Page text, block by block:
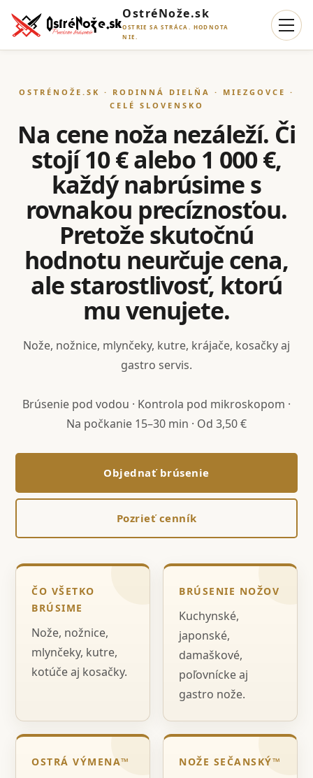
OstréNože.sk
OSTRIE SA STRÁCA. HODNOTA
NIE.
OSTRÉNOŽE.SK · RODINNÁ DIELŇA · MIEZGOVCE ·
CELÉ SLOVENSKO
Na cene noža nezáleží. Či
stojí 10 € alebo 1 000 €,
každý nabrúsime s
rovnakou precíznosťou.
Pretože skutočnú
hodnotu neurčuje cena,
ale starostlivosť, ktorú
mu venujete.
Nože, nožnice, mlynčeky, kutre, krájače, kosačky aj
gastro servis.
Brúsenie pod vodou · Kontrola pod mikroskopom ·
Na počkanie 15–30 min · Od 3,50 €
Objednať brúsenie
Pozrieť cenník
ČO VŠETKO
BRÚSIME
Nože, nožnice,
mlynčeky, kutre,
kotúče aj kosačky.
BRÚSENIE NOŽOV
Kuchynské,
japonské,
damaškové,
poľovnícke aj
gastro nože.
OSTRÁ VÝMENA™ NOŽE SEČANSKÝ™